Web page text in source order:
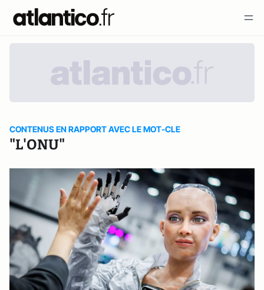
CONTENUS EN RAPPORT AVEC LE MOT-CLE
"L'ONU"